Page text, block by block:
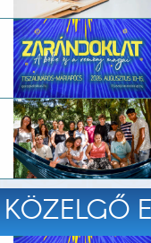
KÖZELGŐ